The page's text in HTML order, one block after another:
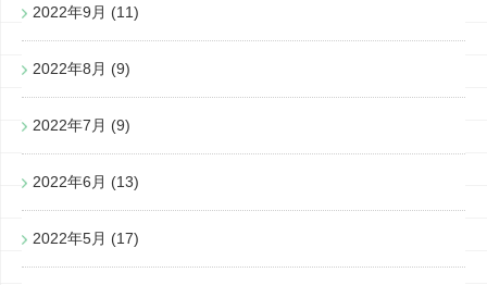
2022年9月 (11)
2022年8月 (9)
2022年7月 (9)
2022年6月 (13)
2022年5月 (17)